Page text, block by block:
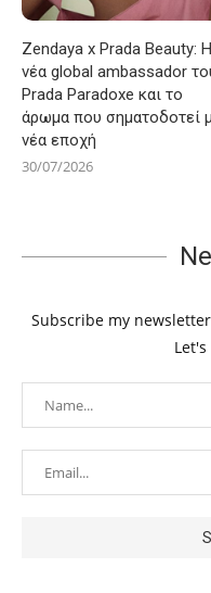
Zendaya x Prada Beauty: Η
νέα global ambassador
Prada Paradoxe και το
άρωμα που σηματοδοτεί
νέα εποχή
30/07/2026
Subscribe my